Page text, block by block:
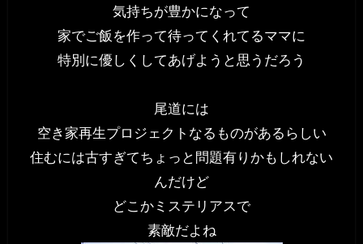
気持ちが豊かになって
家でご飯を作って待ってくれてるママに
特別に優しくしてあげようと思うだろう
尾道には
空き家再生プロジェクトなるものがあるらしい
住むには古すぎてちょっと問題有りかもしれない
んだけど
どこかミステリアスで
素敵だよね